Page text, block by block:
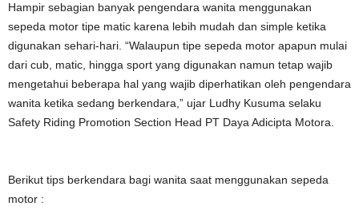
Hampir sebagian banyak pengendara wanita menggunakan
sepeda motor tipe matic karena lebih mudah dan simple ketika
digunakan sehari-hari. “Walaupun tipe sepeda motor apapun mulai
dari cub, matic, hingga sport yang digunakan namun tetap wajib
mengetahui beberapa hal yang wajib diperhatikan oleh pengendara
wanita ketika sedang berkendara,” ujar Ludhy Kusuma selaku
Safety Riding Promotion Section Head PT Daya Adicipta Motora.
Berikut tips berkendara bagi wanita saat menggunakan sepeda
motor :